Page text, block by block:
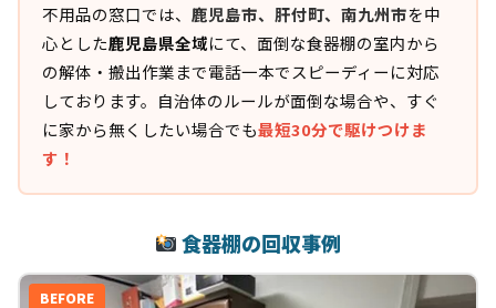
不用品の窓口では、 鹿児島市、肝付町、南九州市を中
心とした鹿児島県全域にて、面倒な食器棚の室内から
の解体・搬出作業まで電話一本でスピーディーに対応
しております。自治体のルールが面倒な場合や、すぐ
に家から無くしたい場合でも最短30分で駆けつけま
す！
食器棚の回収事例
BEFORE